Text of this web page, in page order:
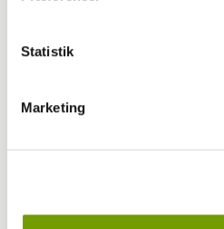
Statistik
Marketing